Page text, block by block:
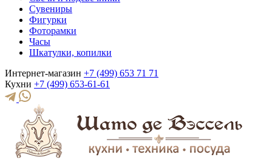
Сувениры
Фигурки
Фоторамки
Часы
Шкатулки, копилки
Интернет-магазин +7 (499) 653 71 71
Кухни +7 (499) 653-61-61